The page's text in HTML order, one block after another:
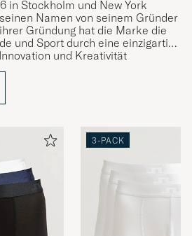
in Stockholm und New York
Namen von seinem Gründer
Gründung hat die Marke die
und Sport durch eine einzigartige
und Kreativität
ist heute in über 35 Ländern
bringt J.Lindeberg Kulturen und
und Stil stehen. Entdecken Sie
of Carl, wo Tradition auf
3-PACK